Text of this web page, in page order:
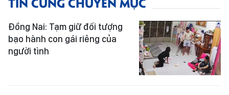
Đồng Nai: Tạm giữ đối tượng
bạo hành con gái riêng của
người tình